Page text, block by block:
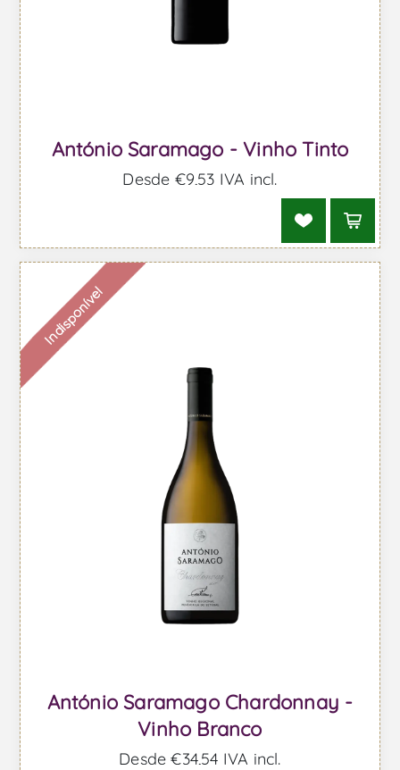
António Saramago - Vinho Tinto
Desde €9,53 IVA incl.
Indisponível
António Saramago Chardonnay -
Vinho Branco
Desde €34,54 IVA incl.